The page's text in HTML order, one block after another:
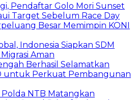
Pendaftar Golo Mori Sunset
Target Sebelum Race Day
Besar Memimpin KONI
Indonesia Siapkan SDM
Aman
Berhasil Selamatkan
untuk Perkuat Pembangunan
NTB Matangkan